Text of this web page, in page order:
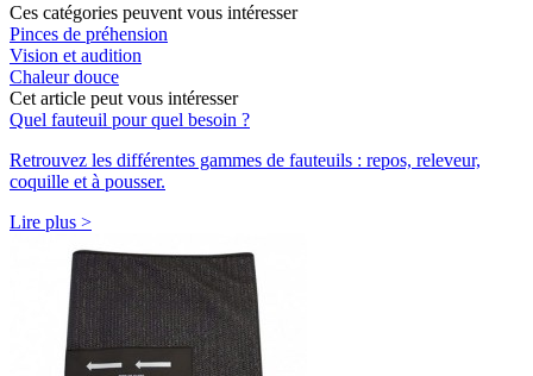
Ces catégories peuvent vous intéresser
Pinces de préhension
Vision et audition
Chaleur douce
Cet article peut vous intéresser
Quel fauteuil pour quel besoin ?
Retrouvez les différentes gammes de fauteuils : repos, releveur,
coquille et à pousser.
Lire plus >